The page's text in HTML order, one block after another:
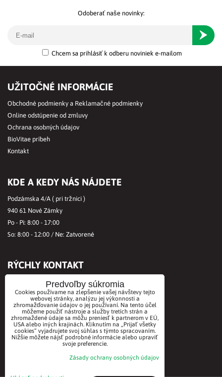
Odoberať naše novinky:
Chcem sa prihlásiť k odberu noviniek e-mailom
UŽITOČNÉ INFORMÁCIE
Obchodné podmienky a Reklamačné podmienky
Online odstúpenie od zmluvy
Ochrana osobných údajov
BioVitae príbeh
Kontakt
KDE A KEDY NÁS NÁJDETE
Podzámska 4/A ( pri tržnici )
940 61 Nové Zámky
Po - Pi: 8:00 - 17:00
So: 8:00 - 12:00 / Ne: Zatvorené
RÝCHLY KONTAKT
+421356421513
Mobil:+421901712584
Email:office@biovitae.sk
AKCEPTUJEME PLATBY KARTOU
Predvoľby súkromia
Cookies používame na zlepšenie vašej návštevy tejto
webovej stránky, analýzu jej výkonnosti a
zhromažďovanie údajov o jej používaní. Na tento účel
môžeme použiť nástroje a služby tretích strán a
zhromaždené údaje sa môžu preniesť k partnerom v EÚ,
USA alebo iných krajinách. Kliknutím na „Prijať všetky
cookies“ vyjadrujete svoj súhlas s týmto spracovaním.
Nižšie môžete nájsť podrobné informácie alebo upraviť
svoje preferencie.
Zásady ochrany osobných údajov